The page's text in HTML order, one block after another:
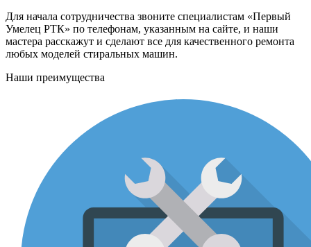
Для начала сотрудничества звоните специалистам «Первый
Умелец РТК» по телефонам, указанным на сайте, и наши
мастера расскажут и сделают все для качественного ремонта
любых моделей стиральных машин.
Наши преимущества